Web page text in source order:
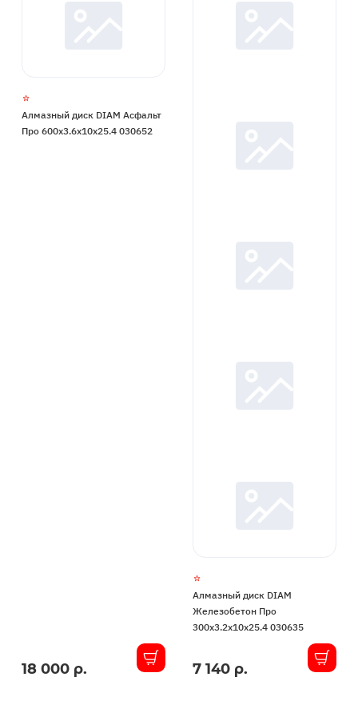
Алмазный диск DIAM Асфальт
Про 600x3.6x10x25.4 030652
В
18 000 р.
Алмазный диск DIAM
Железобетон Про
300x3.2x10x25.4 030635
В
7 140 р.